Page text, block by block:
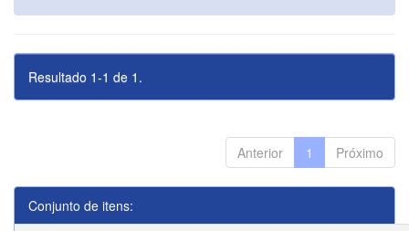
Resultado 1-1 de 1.
Anterior 1 Próximo
Conjunto de itens: